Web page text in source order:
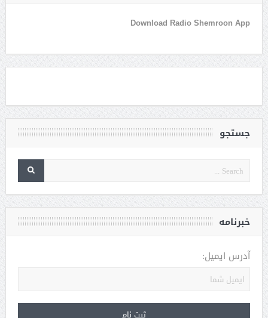
Download Radio Shemroon App
جستجو
خبرنامه
آدرس ایمیل: